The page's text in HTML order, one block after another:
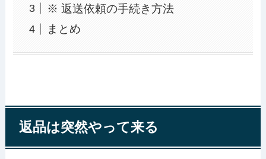
※ 返送依頼の手続き方法
まとめ
返品は突然やって来る